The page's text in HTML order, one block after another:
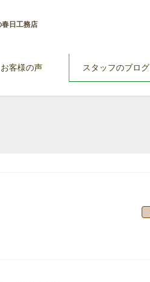
日工務店
お客様の声 スタッフのブログ